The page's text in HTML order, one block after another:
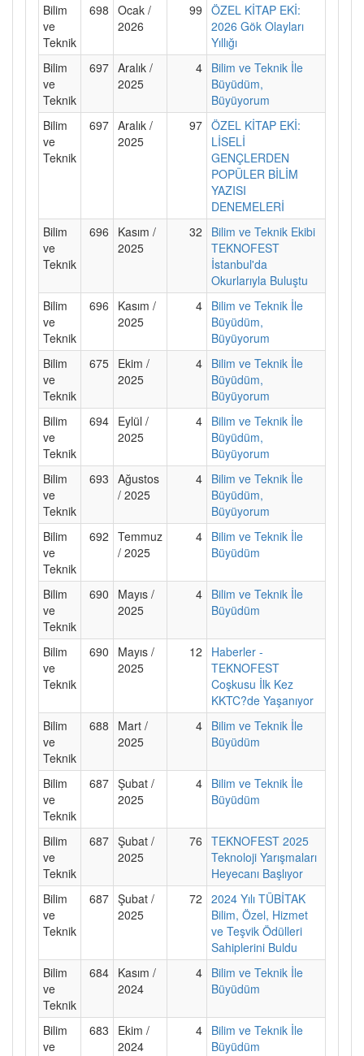
Bilim
ve
Teknik
698 Ocak /
2026
99 ÖZEL KİTAP EKİ:
2026 Gök Olayları
Yıllığı
Bilim
ve
Teknik
697 Aralık /
2025
4 Bilim ve Teknik İle
Büyüdüm,
Büyüyorum
Bilim
ve
Teknik
697 Aralık /
2025
97 ÖZEL KİTAP EKİ:
LİSELİ
GENÇLERDEN
POPÜLER BİLİM
YAZISI
DENEMELERİ
Bilim
ve
Teknik
696
Kasım /
2025
32
Bilim ve Teknik Ekibi
TEKNOFEST
İstanbul'da
Okurlarıyla Buluştu
Bilim
ve
Teknik
696
Kasım /
2025
4 Bilim ve Teknik İle
Büyüdüm,
Büyüyorum
Bilim
ve
Teknik
675 Ekim /
2025
4 Bilim ve Teknik İle
Büyüdüm,
Büyüyorum
Bilim
ve
Teknik
694 Eylül /
2025
4 Bilim ve Teknik İle
Büyüdüm,
Büyüyorum
Bilim
ve
Teknik
693 Ağustos
/ 2025
4 Bilim ve Teknik İle
Büyüdüm,
Büyüyorum
Bilim
ve
Teknik
692 Temmuz
/ 2025
4 Bilim ve Teknik İle
Büyüdüm
Bilim
ve
Teknik
690
Mayıs /
2025
4 Bilim ve Teknik İle
Büyüdüm
Bilim
ve
Teknik
690
Mayıs /
2025
12
Haberler -
TEKNOFEST
Coşkusu İlk Kez
KKTC?de Yaşanıyor
Bilim
ve
Teknik
688
Mart /
2025
4 Bilim ve Teknik İle
Büyüdüm
Bilim
ve
Teknik
687 Şubat /
2025
4 Bilim ve Teknik İle
Büyüdüm
Bilim
ve
Teknik
687 Şubat /
2025
76 TEKNOFEST 2025
Teknoloji Yarışmaları
Heyecanı Başlıyor
Bilim
ve
Teknik
687 Şubat /
2025
72 2024 Yılı TÜBİTAK
Bilim, Özel, Hizmet
ve Teşvik Ödülleri
Sahiplerini Buldu
Bilim
ve
Teknik
684 Kasım /
2024
4 Bilim ve Teknik İle
Büyüdüm
Bilim
ve
683
Ekim /
2024
4 Bilim ve Teknik İle
Büyüdüm